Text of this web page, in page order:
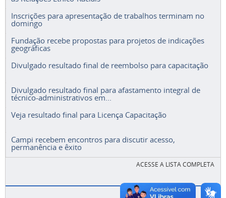
Inscrições para apresentação de trabalhos terminam no
domingo
Fundação recebe propostas para projetos de indicações
geográficas
Divulgado resultado final de reembolso para capacitação
Divulgado resultado final para afastamento integral de
técnico-administrativos em...
Veja resultado final para Licença Capacitação
Campi recebem encontros para discutir acesso,
permanência e êxito
ACESSE A LISTA COMPLETA